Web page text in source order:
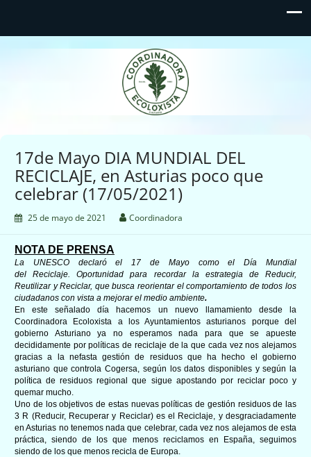
Coordinadora Ecoloxista
d'Asturies
17de Mayo DIA MUNDIAL DEL
RECICLAJE, en Asturias poco que
celebrar (17/05/2021)
25 de mayo de 2021 Coordinadora
NOTA DE PRENSA
La UNESCO declaró el 17 de Mayo como el Día Mundial
del Reciclaje. Oportunidad para recordar la estrategia de Reducir,
Reutilizar y Reciclar, que busca reorientar el comportamiento de todos los
ciudadanos con vista a mejorar el medio ambiente.
En este señalado día hacemos un nuevo llamamiento desde la
Coordinadora Ecoloxista a los Ayuntamientos asturianos porque del
gobierno Asturiano ya no esperamos nada para que se apueste
decididamente por políticas de reciclaje de la que cada vez nos alejamos
gracias a la nefasta gestión de residuos que ha hecho el gobierno
asturiano quecontrola Cogersa, según los datos disponibles y según la
política de residuos regional que sigue apostando por reciclar poco y
quemar mucho.
Uno de los objetivos de estas nuevas políticas de gestión residuos de las
3 R (Reducir, Recuperar y Reciclar) es el Reciclaje, y desgraciadamente
en Asturias no tenemos nada que celebrar, cada vez nos alejamos de esta
práctica, siendo de los que menos reciclamos en España, seguimos
siendo de los que menos recicla de Europa.